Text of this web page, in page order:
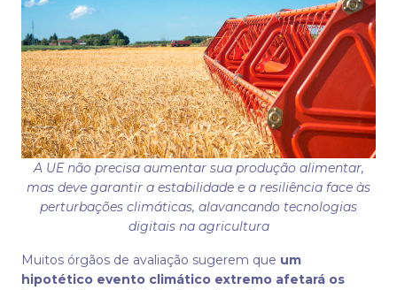
A UE não precisa aumentar sua produção alimentar,
mas deve garantir a estabilidade e a resiliência face às
perturbações climáticas, alavancando tecnologias
digitais na agricultura
Muitos órgãos de avaliação sugerem que um
hipotético evento climático extremo afetará os